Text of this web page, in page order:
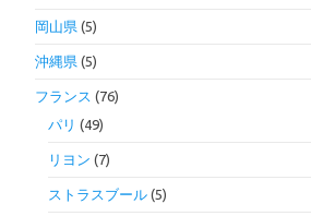
岡山県 (5)
沖縄県 (5)
フランス (76)
パリ (49)
リヨン (7)
ストラスブール (5)